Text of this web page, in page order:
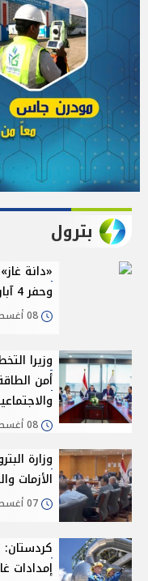
بترول
وحفر 4 آبار قبل نهاية 2026
وزيرا
أمن
والاجتماعية
وزارة
الأزمات
كردستان:
إمدادات